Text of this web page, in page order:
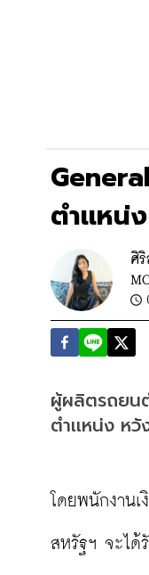
ตำเเหน่ง
ศิริ
ผู้ผลิตรถยน
ตำเเหน่ง ห
โดยพนักงาน
สหรัฐฯ จะได้